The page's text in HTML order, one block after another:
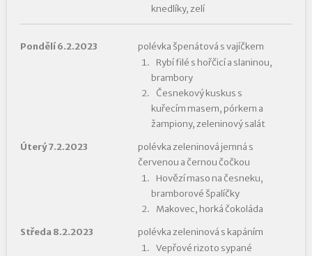
knedlíky, zelí
Pondělí 6.2.2023
polévka špenátová s vajíčkem
Rybí filé s hořčicí a slaninou,
brambory
Česnekový kuskus s
kuřecím masem, pórkem a
žampiony, zeleninový salát
Úterý 7.2.2023
polévka zeleninová jemná s
červenou a černou čočkou
Hovězí maso na česneku,
bramborové špalíčky
Makovec, horká čokoláda
Středa 8.2.2023
polévka zeleninová s kapáním
Vepřové rizoto sypané